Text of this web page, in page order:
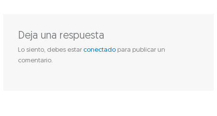
Deja una respuesta
Lo siento, debes estar conectadopara publicar un
comentario.